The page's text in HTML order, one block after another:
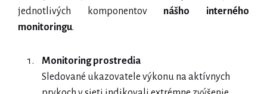
jednotlivých komponentov nášho interného
monitoringu.
Monitoring prostredia
Sledované ukazovatele výkonu na aktívnych